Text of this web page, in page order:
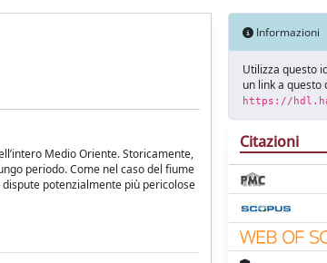
Medio Oriente. Storicamente,
periodo. Come nel caso del fiume
potenzialmente più pericolose
Informazioni
Utilizza questo
un link a questo
https://
Citazioni